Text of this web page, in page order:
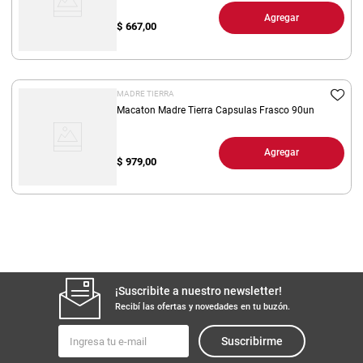
$ 667,00
Agregar
MADRE TIERRA
Macaton Madre Tierra Capsulas Frasco 90un
$ 979,00
Agregar
¡Suscribite a nuestro newsletter!
Recibí las ofertas y novedades en tu buzón.
Suscribirme